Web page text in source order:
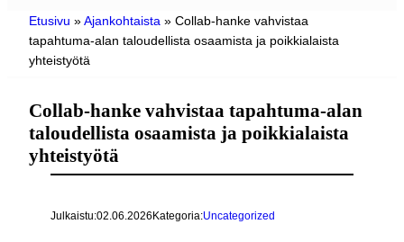
Etusivu »Ajankohtaista » Collab-hanke vahvistaa
tapahtuma-alan taloudellista osaamista ja poikkialaista
yhteistyötä
Collab-hanke vahvistaa tapahtuma-alan
taloudellista osaamista ja poikkialaista
yhteistyötä
Julkaistu:02.06.2026 Kategoria:Uncategorized